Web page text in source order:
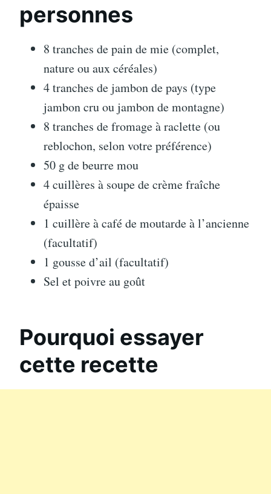
personnes
8 tranches de pain de mie (complet,
nature ou aux céréales)
4 tranches de jambon de pays (type
jambon cru ou jambon de montagne)
8 tranches de fromage à raclette (ou
reblochon, selon votre préférence)
50 g de beurre mou
4 cuillères à soupe de crème fraîche
épaisse
1 cuillère à café de moutarde à l’ancienne
(facultatif)
1 gousse d’ail (facultatif)
Sel et poivre au goût
Pourquoi essayer
cette recette